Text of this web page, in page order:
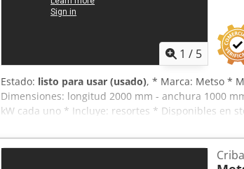
1 / 5
Estado: listo para usar (usado), * Marca: Metso *
Dimensiones: longitud 2000 mm - anchura 1000
kW cada uno * Incluye: resortes * Disponibles en